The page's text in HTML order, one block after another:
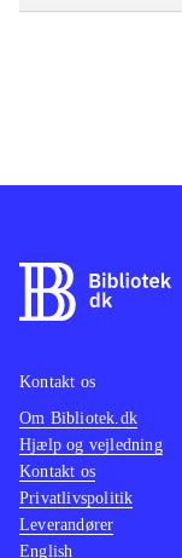
Kontakt os
Om Bibliotek.dk
Hjælp og vejledning
Kontakt os
Privatlivspolitik
Leverandører
English